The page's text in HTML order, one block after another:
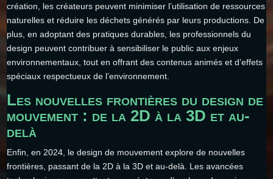
création, les créateurs peuvent minimiser l’utilisation de ressources
naturelles et réduire les déchets générés par leurs productions. De
plus, en adoptant des pratiques durables, les professionnels du
design peuvent contribuer à sensibiliser le public aux enjeux
environnementaux, tout en offrant des contenus animés et d’effets
spéciaux respectueux de l’environnement.
Les nouvelles frontières du design de
mouvement : de la 2D à la 3D et au-
delà
Enfin, en 2024, le design de mouvement explore de nouvelles
frontières, passant de la 2D à la 3D et au-delà. Les avancées